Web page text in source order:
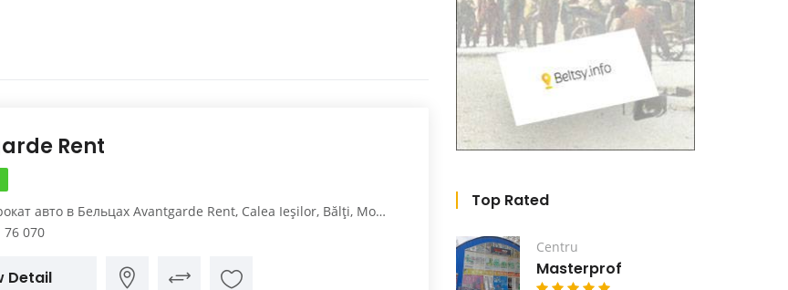
Rent
авто в Бельцах Avantgarde Rent, Calea Ieşilor, Bălți, Moldova
76 070
Detail
Top Rated
Centru
Masterprof